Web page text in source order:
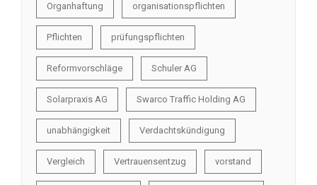
Organhaftung organisationspflichten
Pflichten prüfungspflichten
Reformvorschläge Schuler AG
Solarpraxis AG Swarco Traffic Holding AG
unabhängigkeit Verdachtskündigung
Vergleich Vertrauensentzug vorstand